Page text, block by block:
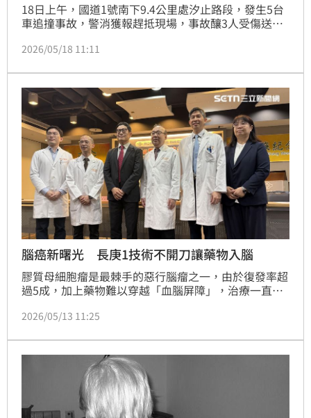
18日上午，國道1號南下9.4公里處汐止路段，發生5台
車追撞事故，警消獲報趕抵現場，事故釀3人受傷送醫
險，事故也造成內側車道遭占據，車流一度回堵，詳細
2026/05/18 11:11
腦癌新曙光 長庚1技術不開刀讓藥物入腦
膠質母細胞瘤是最棘手的惡行腦瘤之一，由於復發率超
過5成，加上藥物難以穿越「血腦屏障」，治療一直面
藥物治療的臨床試驗，像在「大腦的牆上」開一個小
2026/05/13 11:25